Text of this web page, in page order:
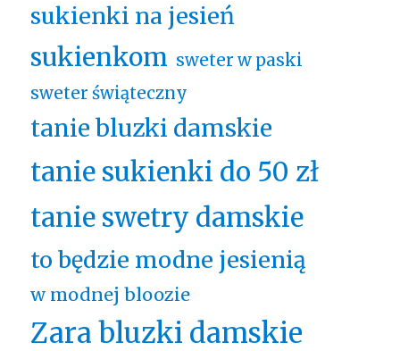
sukienki na jesień
sukienkom sweter w paski
sweter świąteczny
tanie bluzki damskie
tanie sukienki do 50 zł
tanie swetry damskie
to będzie modne jesienią
w modnej bloozie
Zara bluzki damskie